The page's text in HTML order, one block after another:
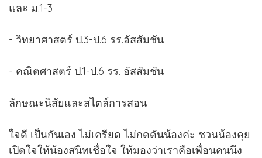
และ ม.1-3
- วิทยาศาสตร์ ป.3-ป.6 รร.อัสสัมชัน
- คณิตศาสตร์ ป.1-ป.6 รร. อัสสัมชัน
ลักษณะนิสัยและสไตล์การสอน
ใจดี เป็นกันเอง ไม่เครียด ไม่กดดันน้องค่ะ ชวนน้องคุย
เปิดใจให้น้องสนิทเชื่อใจ ให้มองว่าเราคือเพื่อนคนนึง